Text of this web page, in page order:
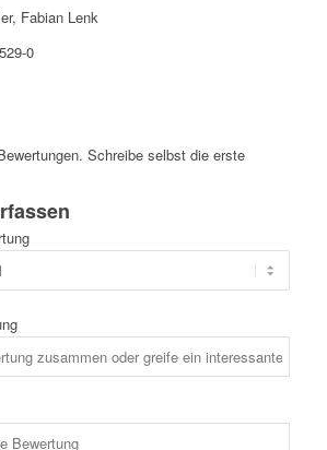
Fabian Lenk
0
Schreibe selbst die erste